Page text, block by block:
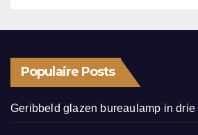
Populaire Posts
Geribbeld glazen bureaulamp in drie